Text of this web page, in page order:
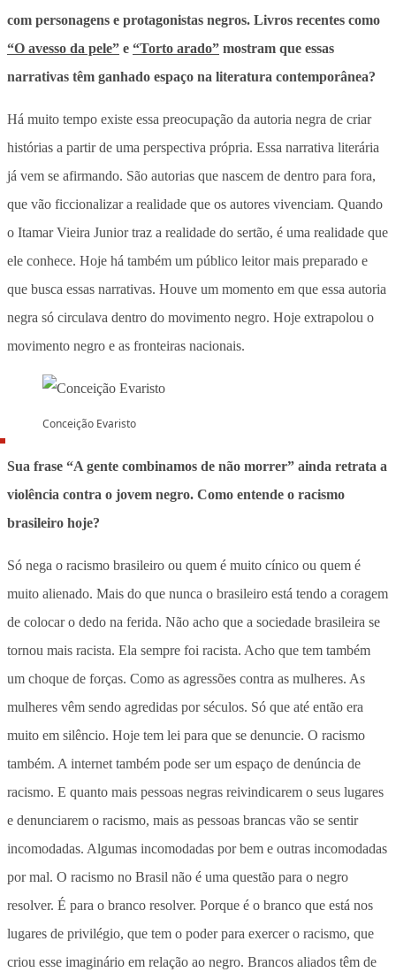
com personagens e protagonistas negros. Livros recentes como
“O avesso da pele” e “Torto arado” mostram que essas
narrativas têm ganhado espaço na literatura contemporânea?
Há muito tempo existe essa preocupação da autoria negra de criar
histórias a partir de uma perspectiva própria. Essa narrativa literária
já vem se afirmando. São autorias que nascem de dentro para fora,
que vão ficcionalizar a realidade que os autores vivenciam. Quando
o Itamar Vieira Junior traz a realidade do sertão, é uma realidade que
ele conhece. Hoje há também um público leitor mais preparado e
que busca essas narrativas. Houve um momento em que essa autoria
negra só circulava dentro do movimento negro. Hoje extrapolou o
movimento negro e as fronteiras nacionais.
Conceição Evaristo
Sua frase “A gente combinamos de não morrer” ainda retrata a
violência contra o jovem negro. Como entende o racismo
brasileiro hoje?
Só nega o racismo brasileiro ou quem é muito cínico ou quem é
muito alienado. Mais do que nunca o brasileiro está tendo a coragem
de colocar o dedo na ferida. Não acho que a sociedade brasileira se
tornou mais racista. Ela sempre foi racista. Acho que tem também
um choque de forças. Como as agressões contra as mulheres. As
mulheres vêm sendo agredidas por séculos. Só que até então era
muito em silêncio. Hoje tem lei para que se denuncie. O racismo
também. A internet também pode ser um espaço de denúncia de
racismo. E quanto mais pessoas negras reivindicarem o seus lugares
e denunciarem o racismo, mais as pessoas brancas vão se sentir
incomodadas. Algumas incomodadas por bem e outras incomodadas
por mal. O racismo no Brasil não é uma questão para o negro
resolver. É para o branco resolver. Porque é o branco que está nos
lugares de privilégio, que tem o poder para exercer o racismo, que
criou esse imaginário em relação ao negro. Brancos aliados têm de